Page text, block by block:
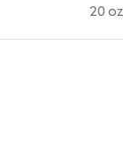
20 oz